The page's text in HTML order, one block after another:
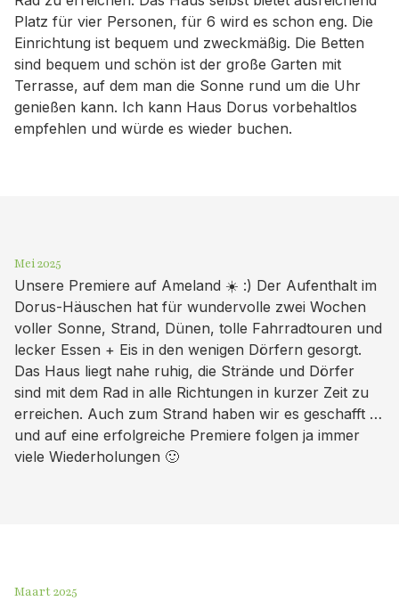
Platz für vier Personen, für 6 wird es schon eng. Die
Einrichtung ist bequem und zweckmäßig. Die Betten
sind bequem und schön ist der große Garten mit
Terrasse, auf dem man die Sonne rund um die Uhr
genießen kann. Ich kann Haus Dorus vorbehaltlos
empfehlen und würde es wieder buchen.
Mei 2025
Unsere Premiere auf Ameland ☀️ :) Der Aufenthalt im
Dorus-Häuschen hat für wundervolle zwei Wochen
voller Sonne, Strand, Dünen, tolle Fahrradtouren und
lecker Essen + Eis in den wenigen Dörfern gesorgt.
Das Haus liegt nahe ruhig, die Strände und Dörfer
sind mit dem Rad in alle Richtungen in kurzer Zeit zu
erreichen. Auch zum Strand haben wir es geschafft …
und auf eine erfolgreiche Premiere folgen ja immer
viele Wiederholungen 🙂
Maart 2025